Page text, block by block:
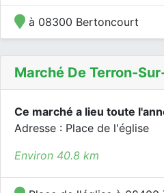
à 08300 Bertoncourt
Marché De Terron-
Ce marché a lieu toute
Adresse : Place de l'église
Environ 40.8 km